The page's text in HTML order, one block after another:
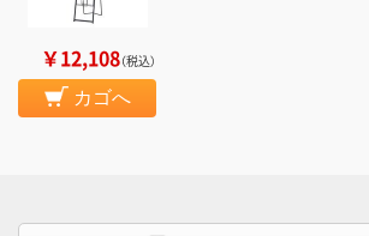
￥12,108（税込）
カゴへ